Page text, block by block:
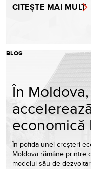
CITEȘTE MAI MULT
BLOG
În
economică
În pofida unei creșteri
Moldova rămâne printre
modelul său de